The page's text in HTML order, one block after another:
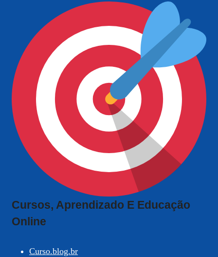
Cursos, Aprendizado E Educação
Online
Curso.blog.br